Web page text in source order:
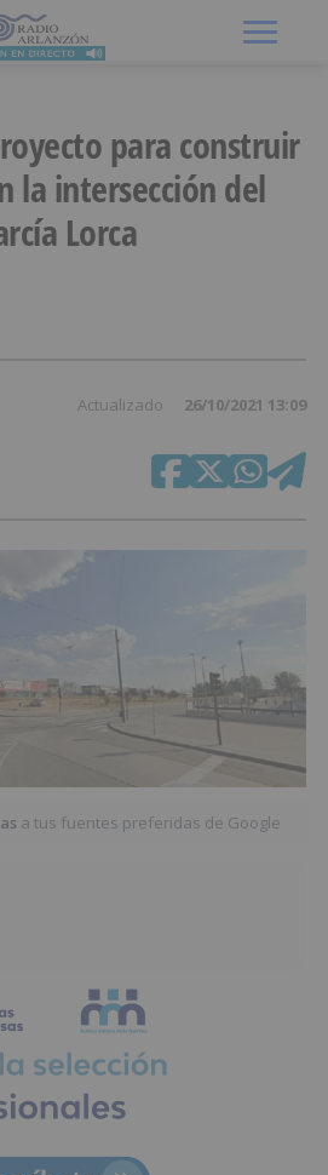
para construir
la intersección del
Lorca
Actualizado 26/10/2021 13:09
a tus fuentes preferidas de Google